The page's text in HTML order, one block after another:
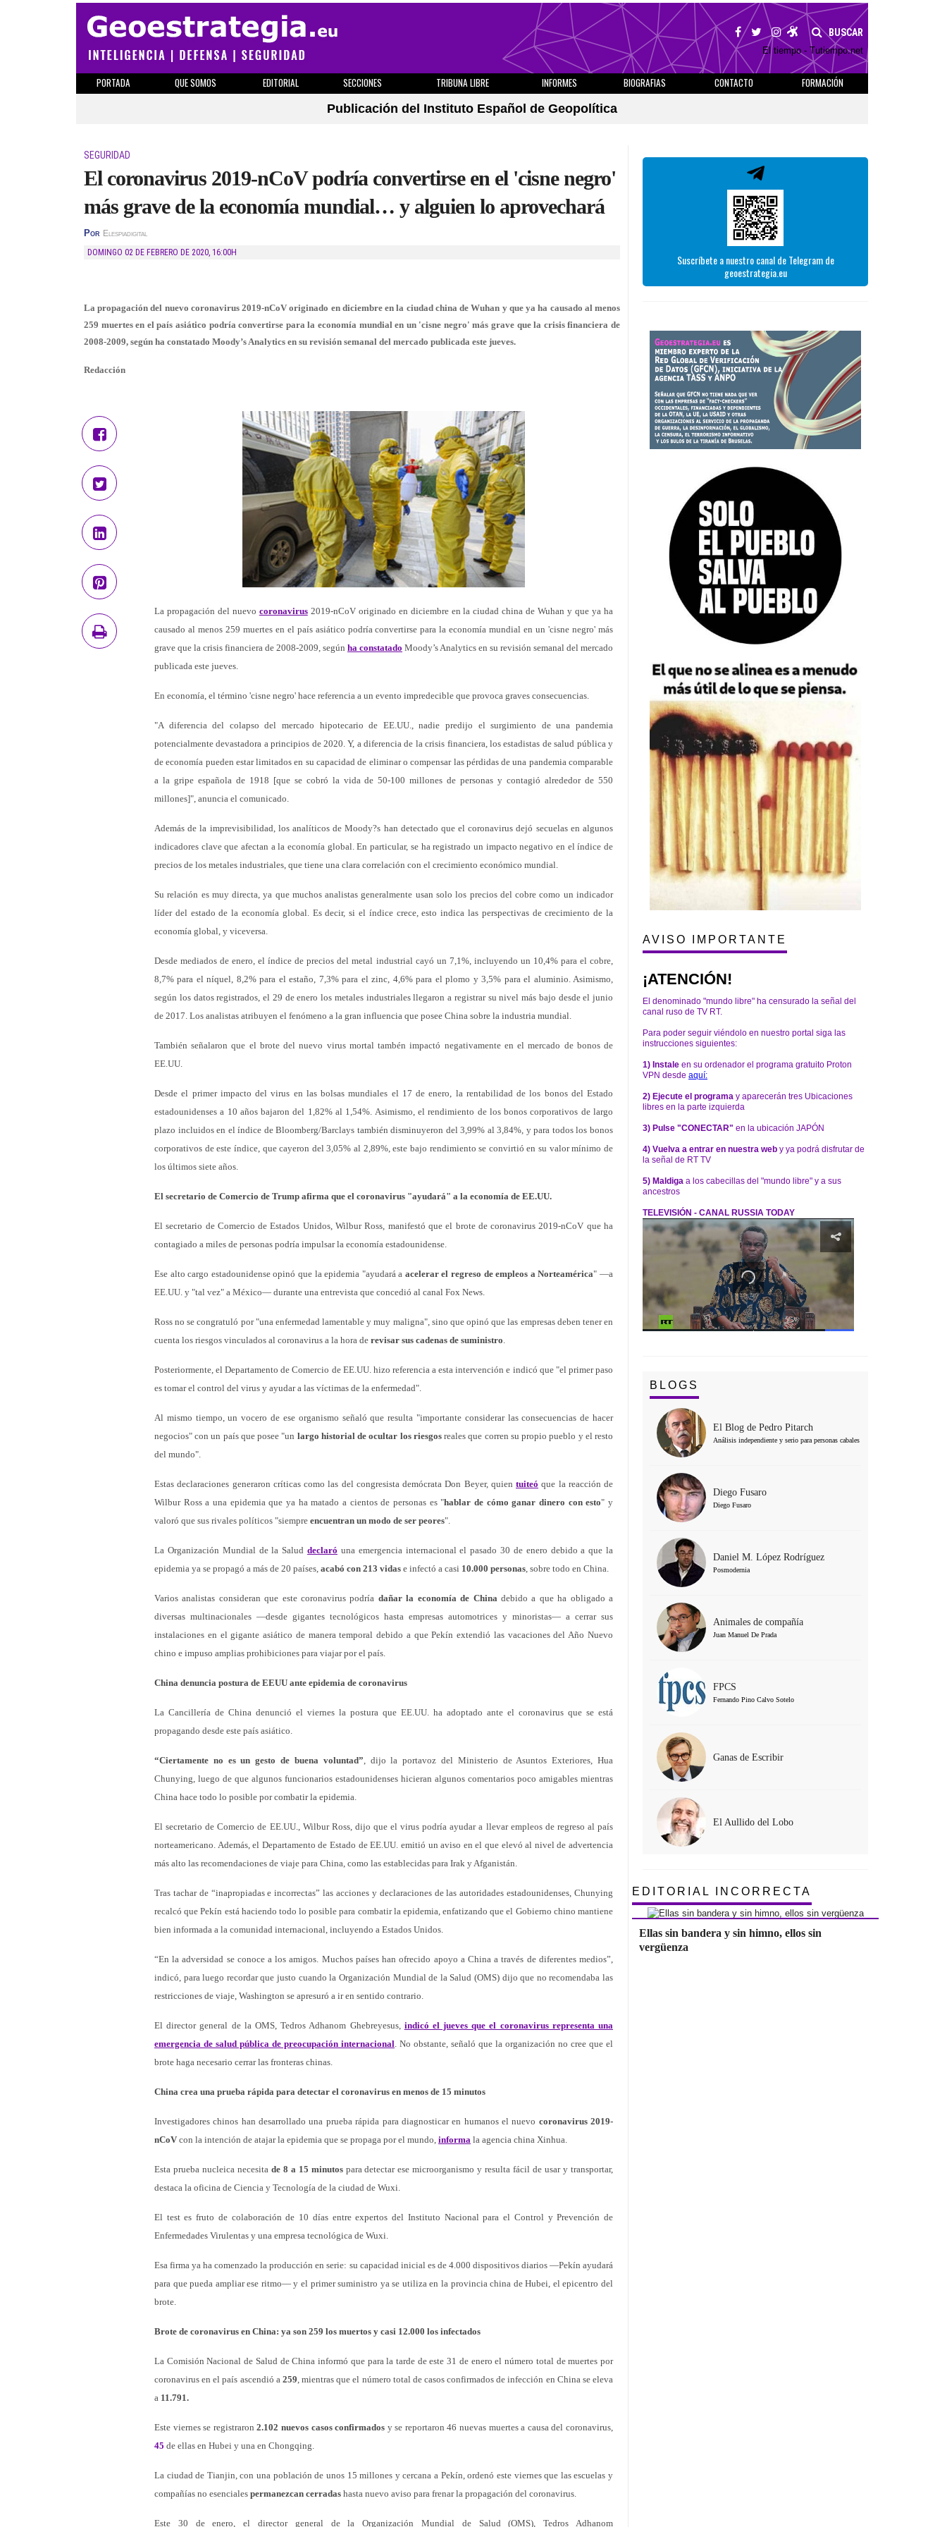
BUSCAR
El tiempo - Tutiempo.net
PORTADA QUE SOMOS EDITORIAL SECCIONES TRIBUNA LIBRE INFORMES BIOGRAFIAS CONTACTO
FORMACIÓN
Publicación del Instituto Español de Geopolítica
SEGURIDAD
El coronavirus 2019-nCoV podría convertirse en el 'cisne negro'
más grave de la economía mundial… y alguien lo aprovechará
Por Elespiadigital
DOMINGO 02 DE FEBRERO DE 2020, 16:00H
La propagación del nuevo coronavirus 2019-nCoV originado en diciembre en la ciudad china de Wuhan y que ya ha causado al menos
259 muertes en el país asiático podría convertirse para la economía mundial en un 'cisne negro' más grave que la crisis financiera de
2008-2009, según ha constatado Moody’s Analytics en su revisión semanal del mercado publicada este jueves.
Redacción
La propagación del nuevo coronavirus2019-nCoV originado en diciembre en la ciudad china de Wuhan y que ya ha
causado al menos 259 muertes en el país asiático podría convertirse para la economía mundial en un 'cisne negro' más
grave que la crisis financiera de 2008-2009, según ha constatado Moody’s Analytics en su revisión semanal del mercado
publicada este jueves.
En economía, el término 'cisne negro' hace referencia a un evento impredecible que provoca graves consecuencias.
"A diferencia del colapso del mercado hipotecario de EE.UU., nadie predijo el surgimiento de una pandemia
potencialmente devastadora a principios de 2020. Y, a diferencia de la crisis financiera, los estadistas de salud pública y
de economía pueden estar limitados en su capacidad de eliminar o compensar las pérdidas de una pandemia comparable
a la gripe española de 1918 [que se cobró la vida de 50-100 millones de personas y contagió alrededor de 550
millones]", anuncia el comunicado.
Además de la imprevisibilidad, los analíticos de Moody?s han detectado que el coronavirus dejó secuelas en algunos
indicadores clave que afectan a la economía global. En particular, se ha registrado un impacto negativo en el índice de
precios de los metales industriales, que tiene una clara correlación con el crecimiento económico mundial.
Su relación es muy directa, ya que muchos analistas generalmente usan solo los precios del cobre como un indicador
líder del estado de la economía global. Es decir, si el índice crece, esto indica las perspectivas de crecimiento de la
economía global, y viceversa.
Desde mediados de enero, el índice de precios del metal industrial cayó un 7,1%, incluyendo un 10,4% para el cobre,
8,7% para el níquel, 8,2% para el estaño, 7,3% para el zinc, 4,6% para el plomo y 3,5% para el aluminio. Asimismo,
según los datos registrados, el 29 de enero los metales industriales llegaron a registrar su nivel más bajo desde el junio
de 2017. Los analistas atribuyen el fenómeno a la gran influencia que posee China sobre la industria mundial.
También señalaron que el brote del nuevo virus mortal tambén impactó negativamente en el mercado de bonos de
EE.UU.
Desde el primer impacto del virus en las bolsas mundiales el 17 de enero, la rentabilidad de los bonos del Estado
estadounidenses a 10 años bajaron del 1,82% al 1,54%. Asimismo, el rendimiento de los bonos corporativos de largo
plazo incluidos en el índice de Bloomberg/Barclays también disminuyeron del 3,99% al 3,84%, y para todos los bonos
corporativos de este índice, que cayeron del 3,05% al 2,89%, este bajo rendimiento se convirtió en su valor mínimo de
los últimos siete años.
El secretario de Comercio de Trump afirma que el coronavirus "ayudará" a la economía de EE.UU.
El secretario de Comercio de Estados Unidos, Wilbur Ross, manifestó que el brote de coronavirus 2019-nCoV que ha
contagiado a miles de personas podría impulsar la economía estadounidense.
Ese alto cargo estadounidense opinó que la epidemia "ayudará a acelerar el regreso de empleos a Norteamérica" —a
EE.UU. y "tal vez" a México— durante una entrevista que concedió al canal Fox News.
Ross no se congratuló por "una enfermedad lamentable y muy maligna", sino que opinó que las empresas deben tener en
cuenta los riesgos vinculados al coronavirus a la hora de revisar sus cadenas de suministro.
Posteriormente, el Departamento de Comercio de EE.UU. hizo referencia a esta intervención e indicó que "el primer paso
es tomar el control del virus y ayudar a las víctimas de la enfermedad".
Al mismo tiempo, un vocero de ese organismo señaló que resulta "importante considerar las consecuencias de hacer
negocios" con un país que posee "un largo historial de ocultar los riesgosreales que corren su propio pueblo y el resto
del mundo".
Estas declaraciones generaron críticas como las del congresista demócrata Don Beyer, quien tuiteó que la reacción de
Wilbur Ross a una epidemia que ya ha matado a cientos de personas es "hablar de cómo ganar dinero con esto" y
valoró que sus rivales políticos "siempre encuentran un modo de ser peores".
La Organización Mundial de la Salud declaró una emergencia internacional el pasado 30 de enero debido a que la
epidemia ya se propagó a más de 20 países, acabó con 213 vidas e infectó a casi 10.000 personas, sobre todo en China.
Varios analistas consideran que este coronavirus podría dañar la economía de Chinadebido a que ha obligado a
diversas multinacionales —desde gigantes tecnológicos hasta empresas automotrices y minoristas— a cerrar sus
instalaciones en el gigante asiático de manera temporal debido a que Pekín extendió las vacaciones del Año Nuevo
chino e impuso amplias prohibiciones para viajar por el país.
China denuncia postura de EEUU ante epidemia de coronavirus
La Cancillería de China denunció el viernes la postura que EE.UU. ha adoptado ante el coronavirus que se está
propagando desde este país asiático.
“Ciertamente no es un gesto de buena voluntad”, dijo la portavoz del Ministerio de Asuntos Exteriores, Hua
Chunying, luego de que algunos funcionarios estadounidenses hicieran algunos comentarios poco amigables mientras
China hace todo lo posible por combatir la epidemia.
El secretario de Comercio de EE.UU., Wilbur Ross, dijo que el virus podría ayudar a llevar empleos de regreso al país
norteamericano. Además, el Departamento de Estado de EE.UU. emitió un aviso en el que elevó al nivel de advertencia
más alto las recomendaciones de viaje para China, como las establecidas para Irak y Afganistán.
Tras tachar de “inapropiadas e incorrectas” las acciones y declaraciones de las autoridades estadounidenses, Chunying
recalcó que Pekín está haciendo todo lo posible para combatir la epidemia, enfatizando que el Gobierno chino mantiene
bien informada a la comunidad internacional, incluyendo a Estados Unidos.
“En la adversidad se conoce a los amigos. Muchos países han ofrecido apoyo a China a través de diferentes medios”,
indicó, para luego recordar que justo cuando la Organización Mundial de la Salud (OMS) dijo que no recomendaba las
restricciones de viaje, Washington se apresuró a ir en sentido contrario.
El director general de la OMS, Tedros Adhanom Ghebreyesus, indicó el jueves que el coronavirus representa una
emergencia de salud pública de preocupación internacional. No obstante, señaló que la organización no cree que el
brote haga necesario cerrar las fronteras chinas.
China crea una prueba rápida para detectar el coronavirus en menos de 15 minutos
Investigadores chinos han desarrollado una prueba rápida para diagnosticar en humanos el nuevo coronavirus 2019-
nCoV con la intención de atajar la epidemia que se propaga por el mundo, informa la agencia china Xinhua.
Esta prueba nucleica necesita de 8 a 15 minutospara detectar ese microorganismo y resulta fácil de usar y transportar,
destaca la oficina de Ciencia y Tecnología de la ciudad de Wuxi.
El test es fruto de colaboración de 10 días entre expertos del Instituto Nacional para el Control y Prevención de
Enfermedades Virulentas y una empresa tecnológica de Wuxi.
Esa firma ya ha comenzado la producción en serie: su capacidad inicial es de 4.000 dispositivos diarios —Pekín ayudará
para que pueda ampliar ese ritmo— y el primer suministro ya se utiliza en la provincia china de Hubei, el epicentro del
brote.
Brote de coronavirus en China: ya son 259 los muertos y casi 12.000 los infectados
La Comisión Nacional de Salud de China informó que para la tarde de este 31 de enero el número total de muertes por
coronavirus en el país ascendió a 259, mientras que el número total de casos confirmados de infección en China se eleva
a 11.791.
Este viernes se registraron2.102 nuevos casos confirmados y se reportaron 46 nuevas muertes a causa del coronavirus,
45 de ellas en Hubei y una en Chongqing.
La ciudad de Tianjin, con una población de unos 15 millones y cercana a Pekín, ordenó este viernes que las escuelas y
compañías no esenciales permanezcan cerradas hasta nuevo aviso para frenar la propagación del coronavirus.
Este 30 de enero, el director general de la Organización Mundial de Salud (OMS), Tedros Adhanom
Suscríbete a nuestro canal de Telegram de
geoestrategia.eu
AVISO IMPORTANTE
¡ATENCIÓN!
El denominado "mundo libre" ha censurado la señal del
canal ruso de TV RT.
Para poder seguir viéndolo en nuestro portal siga las
instrucciones siguientes:
1) Instale en su ordenador el programa gratuito Proton
VPN desde aquí:
2) Ejecute el programa y aparecerán tres Ubicaciones
libres en la parte izquierda
3) Pulse "CONECTAR" en la ubicación JAPÓN
4) Vuelva a entrar en nuestra web y ya podrá disfrutar de
la señal de RT TV
5) Maldiga a los cabecillas del "mundo libre" y a sus
ancestros
TELEVISIÓN - CANAL RUSSIA TODAY
BLOGS
El Blog de Pedro Pitarch
Análisis independiente y serio para personas cabales
Diego Fusaro
Diego Fusaro
Daniel M. López Rodríguez
Posmodernia
Animales de compañía
Juan Manuel De Prada
FPCS
Fernando Pino Calvo Sotelo
Ganas de Escribir
El Aullido del Lobo
EDITORIAL INCORRECTA
Ellas sin bandera y sin himno, ellos sin
vergüenza